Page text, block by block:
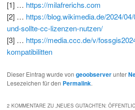
[1] … https://milafrerichs.com
[2] … https://blog.wikimedia.de/2024/
und-sollte-cc-lizenzen-nutzen/
[3] … https://media.ccc.de/v/
kompatibilitten
Dieser Eintrag wurde von geoobserverunter
Lesezeichen für den Permalink.
2 KOMMENTARE ZU „NEUES GUTACHTEN: